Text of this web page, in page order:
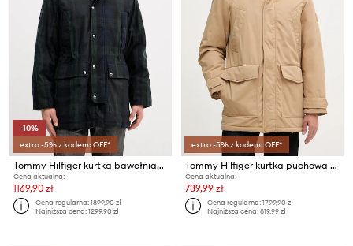
-10%
extra -5% z kodem: OFF*
Tommy Hilfiger kurtka bawełniana
Cena aktualna:
1169,90 zł
Cena regularna:1899,90 zł
Najniższa cena:1299,90 zł
extra -5% z kodem: OFF*
Tommy Hilfiger kurtka puchowa męska
Cena aktualna:
739,99 zł
Cena regularna:1799,90 zł
Najniższa cena:819,99 zł